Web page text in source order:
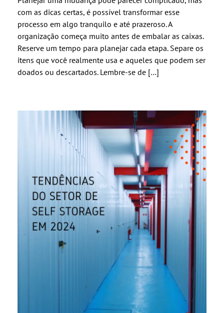
com as dicas certas, é possível transformar esse
processo em algo tranquilo e até prazeroso. A
organização começa muito antes de embalar as caixas.
Reserve um tempo para planejar cada etapa. Separe os
itens que você realmente usa e aqueles que podem ser
doados ou descartados. Lembre-se de […]